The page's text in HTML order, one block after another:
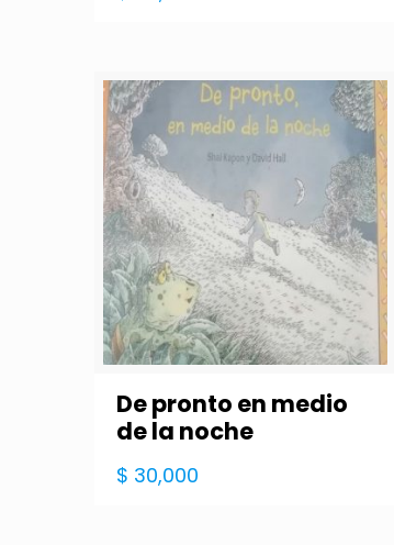
De pronto en medio
de la noche
$ 30,000